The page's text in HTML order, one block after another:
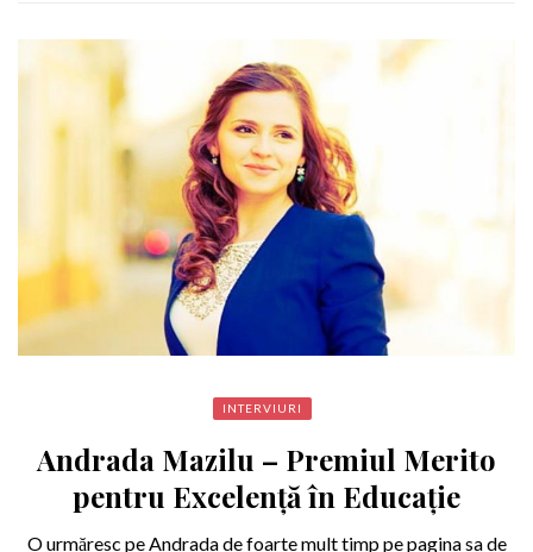
INTERVIURI
Andrada Mazilu – Premiul Merito
pentru Excelență în Educație
O urmăresc pe Andrada de foarte mult timp pe pagina sa de